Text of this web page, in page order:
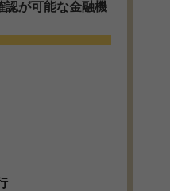
認が可能な金融機